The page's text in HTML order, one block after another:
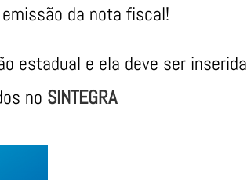
da nota fiscal!
estadual e ela deve ser inserida
no SINTEGRA